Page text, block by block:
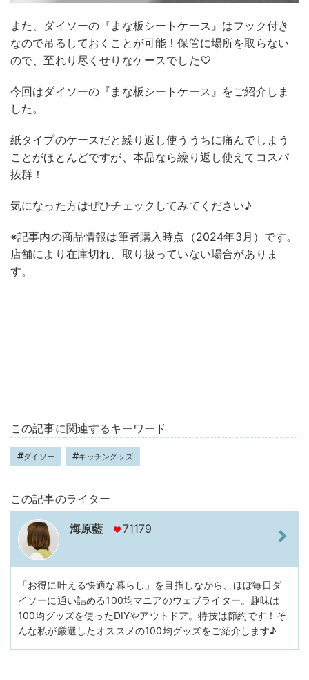
また、ダイソーの『まな板シートケース』はフック付き
なので吊るしておくことが可能！保管に場所を取らない
ので、至れり尽くせりなケースでした♡
今回はダイソーの『まな板シートケース』をご紹介しま
した。
紙タイプのケースだと繰り返し使ううちに痛んでしまう
ことがほとんどですが、本品なら繰り返し使えてコスパ
抜群！
気になった方はぜひチェックしてみてください♪
※記事内の商品情報は筆者購入時点（2024年3月）です。
店舗により在庫切れ、取り扱っていない場合がありま
す。
この記事に関連するキーワード
ダイソー キッチングッズ
この記事のライター
海原藍 71179
「お得に叶える快適な暮らし」を目指しながら、ほぼ毎日ダ
イソーに通い詰める100均マニアのウェブライター。趣味は
100均グッズを使ったDIYやアウトドア。特技は節約です！そ
んな私が厳選したオススメの100均グッズをご紹介します♪